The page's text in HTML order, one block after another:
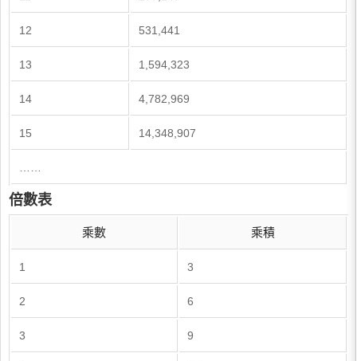
12 531,441
13 1,594,323
14 4,782,969
15 14,348,907
倍數表
乘數 乘積
1 3
2 6
3 9